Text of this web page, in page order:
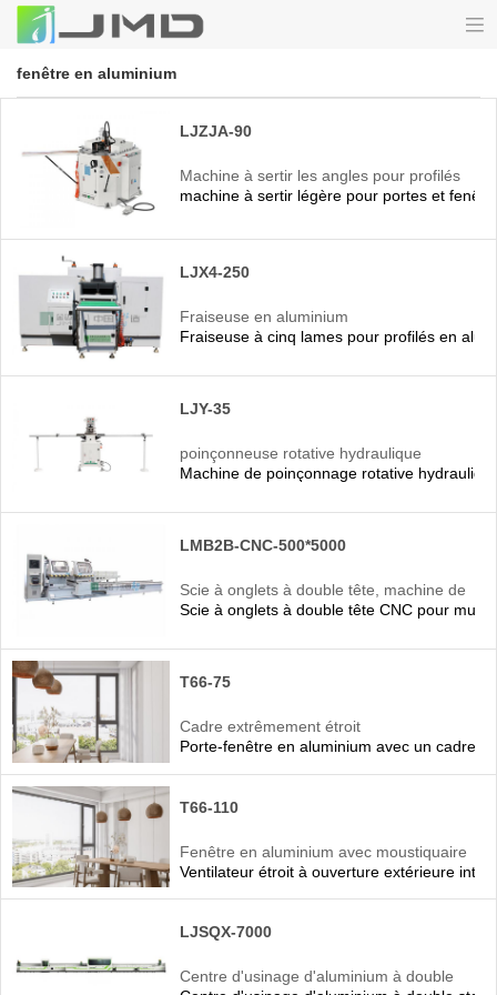
fenêtre en aluminium
LJZJA-90
Machine à sertir les angles pour profilés
en aluminium
machine à sertir légère pour portes et
LJX4-250
Fraiseuse en aluminium
Fraiseuse à cinq lames pour profilés en
LJY-35
poinçonneuse rotative hydraulique
Machine de poinçonnage rotative
LMB2B-CNC-500*5000
Scie à onglets à double tête, machine de
coupe à double tête pour aluminium
Scie à onglets à double tête CNC pour
T66-75
Cadre extrêmement étroit
Porte-fenêtre en aluminium avec un cadre
T66-110
Fenêtre en aluminium avec moustiquaire
Ventilateur étroit à ouverture extérieure
LJSQX-7000
Centre d'usinage d'aluminium à double